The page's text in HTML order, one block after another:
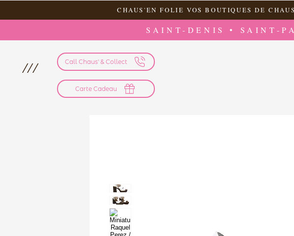
CHAUS'EN FOLIE VOS BOUTIQUES DE
SAINT-DENIS • SAINT-
/// Call Chaus' & Collect
Carte Cadeau